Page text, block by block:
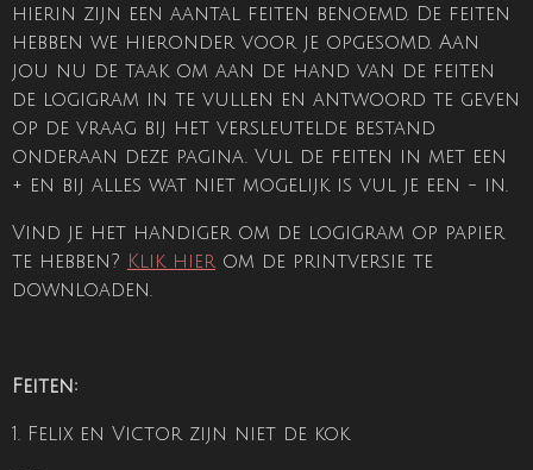
hierin zijn een aantal feiten benoemd. De feiten
hebben we hieronder voor je opgesomd. Aan
jou nu de taak om aan de hand van de feiten
de logigram in te vullen en antwoord te geven
op de vraag bij het versleutelde bestand
onderaan deze pagina. Vul de feiten in met een
+ en bij alles wat niet mogelijk is vul je een - in.
Vind je het handiger om de logigram op papier
te hebben? Klik hierom de printversie te
downloaden.
Feiten:
1. Felix en Victor zijn niet de kok